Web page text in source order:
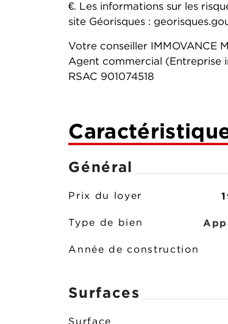
€. Les informations sur les
site Géorisques :
Votre conseiller IMMOVANCE
Agent commercial (Entreprise
RSAC 901074518
Général
Prix du loyer
Type de bien
Année de construction
Surfaces
Surface